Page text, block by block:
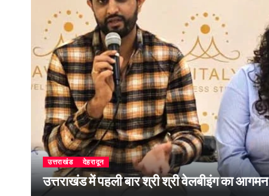
उत्तराखंड देहरादून
उत्तराखंड में पहली बार श्री श्री वेलबीइंग का आगमन